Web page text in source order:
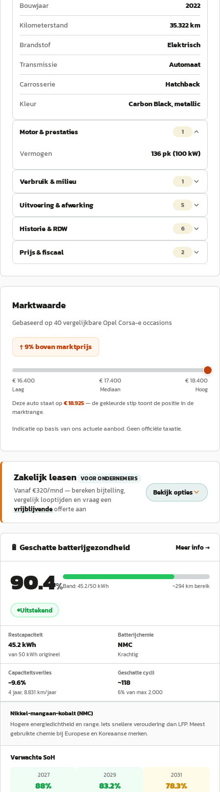
Bouwjaar
2022
Kilometerstand
35.322 km
Brandstof
Elektrisch
Transmissie
Automaat
Carrosserie
Hatchback
Kleur
Carbon Black, metallic
Motor & prestaties 1
Vermogen 136 pk (100 kW)
Verbruik & milieu 1
Uitvoering & afwerking 5
Historie & RDW 6
Prijs & fiscaal 2
Marktwaarde
Gebaseerd op 40vergelijkbareOpelCorsa-eoccasions
↑9%bovenmarktprijs
€ 16.400
Laag
€ 17.400
Mediaan
€ 18.400
Hoog
Deze auto staat op€ 18.925— de gekleurde stip toont de positie in de
marktrange.
Indicatie op basis van ons actuele aanbod. Geen officiële taxatie.
Zakelijk leasen VOOR ONDERNEMERS
Vanaf €320/mnd — bereken bijtelling,
vergelijk looptijden en vraag een
vrijblijvendeofferte aan
Bekijk opties
🔋 Geschatte batterijgezondheid Meer info →
90.4%Band:45.2/50kWh ~294km bereik
Uitstekend
Restcapaciteit
45.2 kWh
van 50 kWh origineel
Batterijchemie
NMC
Krachtig
Capaciteitsverlies
−9.6%
4 jaar, 8.831 km/jaar
Geschatte cycli
~118
6% van max 2.000
Nikkel-mangaan-kobalt (NMC)
Hogere energiedichtheid en range. Iets snellere veroudering dan LFP. Meest
gebruikte chemie bij Europese en Koreaanse merken.
Verwachte SoH
2027
88%
2029
83.2%
2031
78.3%